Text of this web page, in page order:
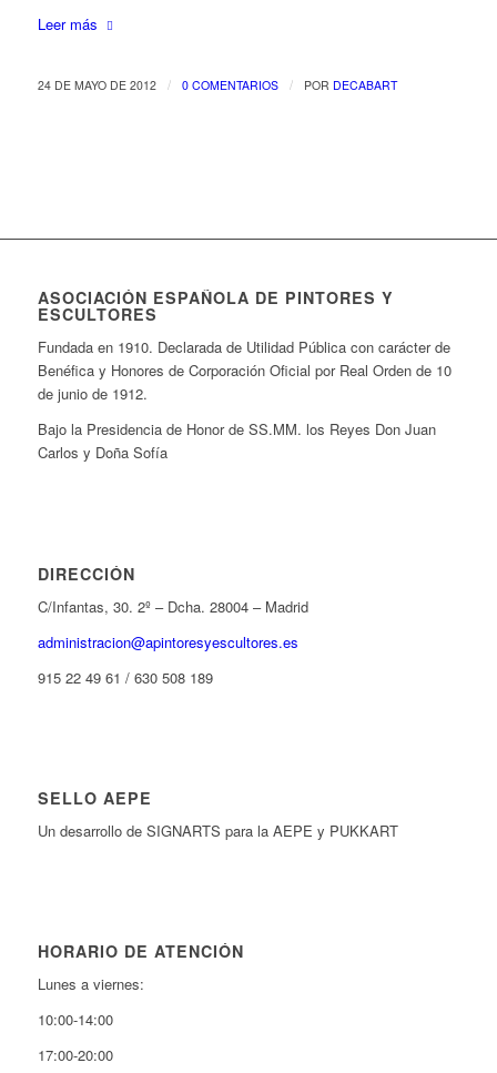
Leer más
24 DE MAYO DE 2012 / 0 COMENTARIOS / POR DECABART
ASOCIACIÓN ESPAÑOLA DE PINTORES Y
ESCULTORES
Fundada en 1910. Declarada de Utilidad Pública con carácter de
Benéfica y Honores de Corporación Oficial por Real Orden de 10
de junio de 1912.
Bajo la Presidencia de Honor de SS.MM. los Reyes Don Juan
Carlos y Doña Sofía
DIRECCIÓN
C/Infantas, 30. 2º – Dcha. 28004 – Madrid
administracion@apintoresyescultores.es
915 22 49 61 / 630 508 189
SELLO AEPE
Un desarrollo de SIGNARTS para la AEPE y PUKKART
HORARIO DE ATENCIÓN
Lunes a viernes:
10:00-14:00
17:00-20:00